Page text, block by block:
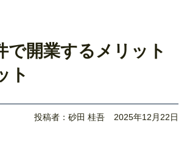
で開業するメリット
ト
投稿者：砂田 桂吾 2025年12月22日